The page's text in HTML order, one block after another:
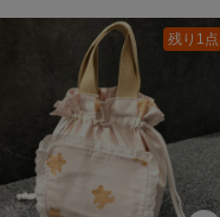
残り1点